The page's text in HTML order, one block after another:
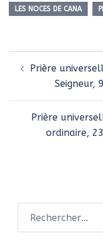
LES NOCES DE CANA
d’article
Prière
Seigneur,
Prière
ordinaire,